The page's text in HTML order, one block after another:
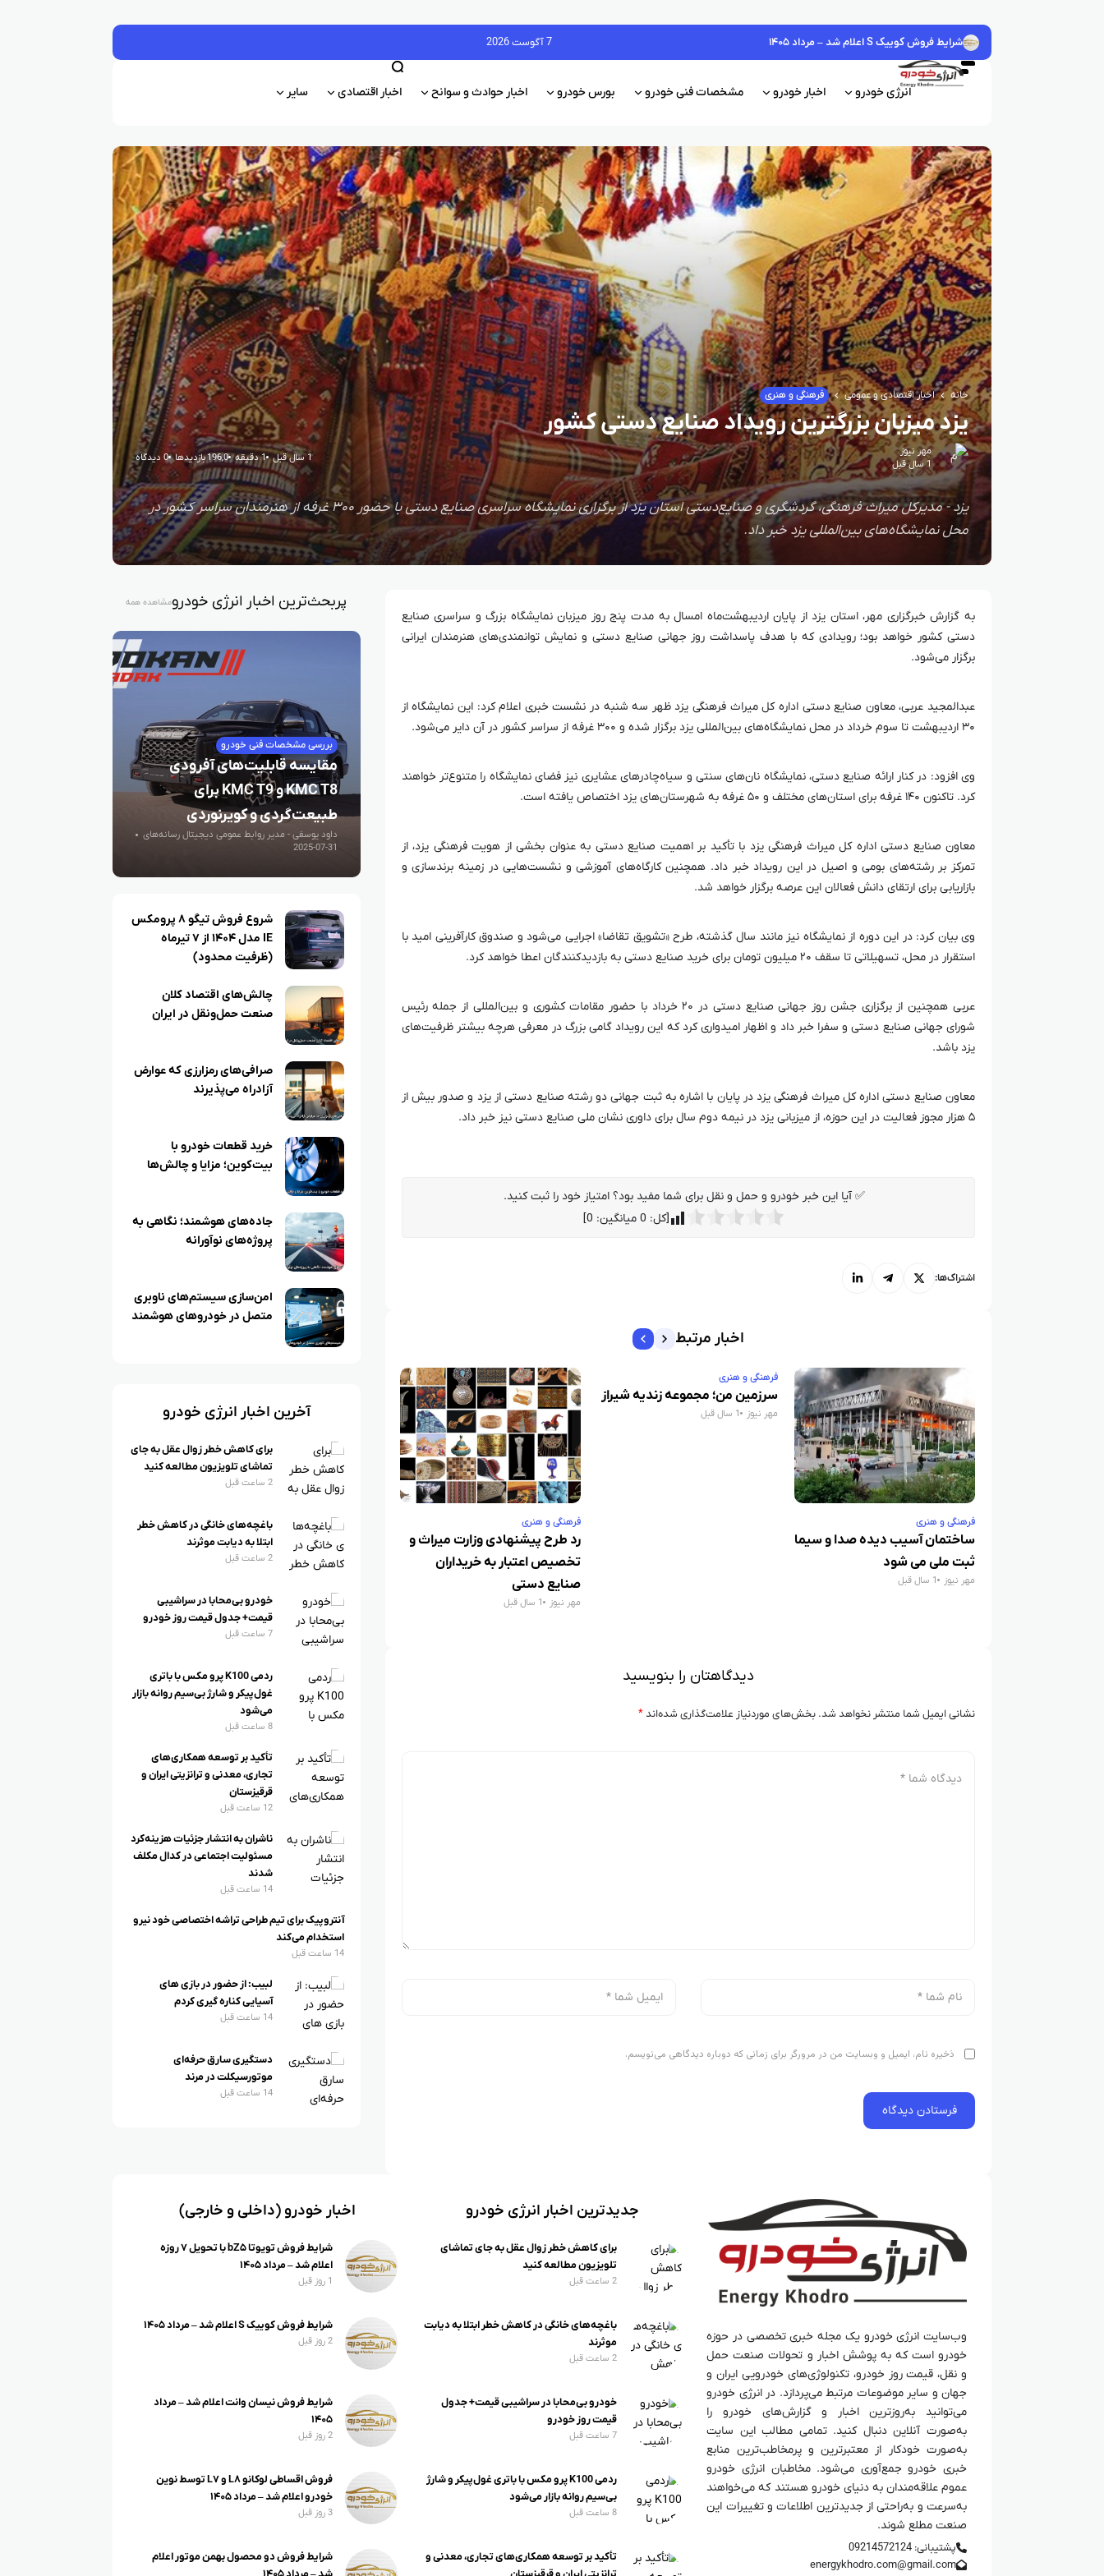
شرایط فروش کوییک S اعلام شد – مرداد ۱۴۰۵ 7 آگوست 2026
انرژی خودرو اخبار خودرو مشخصات فنی خودرو بورس خودرو اخبار حوادث و سوانح اخبار اقتصادی سایر
خانه اخبار اقتصادی و عمومی فرهنگی و هنری
یزد میزبان بزرگترین رویداد صنایع دستی کشور
مهر نیوز
1 سال قبل
1 سال قبل 1 دقیقه 196,0 بازدیدها 0 دیدگاه
یزد - مدیرکل میراث فرهنگی، گردشگری و صنایع‌دستی استان یزد از برگزاری نمایشگاه سراسری صنایع دستی با حضور ۳۰۰ غرفه از هنرمندان سراسر کشور در
محل نمایشگاه‌های بین‌المللی یزد خبر داد.
به گزارش خبرگزاری مهر، استان یزد از پایان اردیبهشت‌ماه امسال به مدت پنج روز میزبان نمایشگاه بزرگ و سراسری صنایع
دستی کشور خواهد بود؛ رویدادی که با هدف پاسداشت روز جهانی صنایع دستی و نمایش توانمندی‌های هنرمندان ایرانی
برگزار می‌شود.
عبدالمجید عربی، معاون صنایع دستی اداره کل میراث فرهنگی یزد ظهر سه شنبه در نشست خبری اعلام کرد: این نمایشگاه از
۳۰ اردیبهشت تا سوم خرداد در محل نمایشگاه‌های بین‌المللی یزد برگزار شده و ۳۰۰ غرفه از سراسر کشور در آن دایر می‌شود.
وی افزود: در کنار ارائه صنایع دستی، نمایشگاه نان‌های سنتی و سیاه‌چادرهای عشایری نیز فضای نمایشگاه را متنوع‌تر خواهند
کرد. تاکنون ۱۴۰ غرفه برای استان‌های مختلف و ۵۰ غرفه به شهرستان‌های یزد اختصاص یافته است.
معاون صنایع دستی اداره کل میراث فرهنگی یزد با تأکید بر اهمیت صنایع دستی به عنوان بخشی از هویت فرهنگی یزد، از
تمرکز بر رشته‌های بومی و اصیل در این رویداد خبر داد. همچنین کارگاه‌های آموزشی و نشست‌هایی در زمینه برندسازیو
بازاریابی برای ارتقای دانش فعالان این عرصه برگزار خواهد شد.
وی بیان کرد: در این دوره از نمایشگاه نیز مانند سال گذشته، طرح «تشویق تقاضا» اجرایی می‌شود و صندوق کارآفرینی امید با
استقرار در محل، تسهیلاتی تا سقف ۲۰ میلیون تومان برای خرید صنایع دستی به بازدیدکنندگان اعطا خواهد کرد.
عربی همچنین از برگزاری جشن روز جهانی صنایع دستی در ۲۰ خرداد با حضور مقامات کشوری و بین‌المللی از جمله رئیس
شورای جهانی صنایع دستی و سفرا خبر داد و اظهار امیدواری کرد که این رویداد گامی بزرگ در معرفی هرچه بیشتر ظرفیت‌های
یزد باشد.
معاون صنایع دستی اداره کل میراث فرهنگی یزد در پایان با اشاره به ثبت جهانی دو رشته صنایع دستی از یزد و صدور بیش از
۵ هزار مجوز فعالیت در این حوزه، از میزبانی یزد در نیمه دوم سال برای داوری نشان ملی صنایع دستی نیز خبر داد.
✅ آیا این خبر خودرو و حمل و نقل برای شما مفید بود؟ امتیاز خود را ثبت کنید.
[کل: 0میانگین: 0
]
اشتراک‌ها:
اخبار مرتبط
فرهنگی و هنری
ساختمان آسیب دیده صدا و سیما
ثبت ملی می شود
مهر نیوز 1 سال قبل
فرهنگی و هنری
سرزمین من؛ مجموعه زندیه شیراز
مهر نیوز 1 سال قبل
فرهنگی و هنری
رد طرح پیشنهادی وزارت میراث و
تخصیص اعتبار به خریداران
صنایع دستی
مهر نیوز 1 سال قبل
فرهنگی و هنری
صالحی امیری: درحال طراحی
اکومسیرهای تمدنی در شیراز
1 سال قبل
فرهنگی و هنری
مهر نیوز
دیدگاهتان را بنویسید
نشانی ایمیل شما منتشر نخواهد شد. بخش‌های موردنیاز علامت‌گذاری شده‌اند*
ذخیره نام، ایمیل و وبسایت من در مرورگر برای زمانی که دوباره دیدگاهی می‌نویسم.
پربحث‌ترین اخبار انرژی خودرومشاهده همه
بررسی مشخصات فنی خودرو
مقایسه قابلیت‌های آفرودی
KMC T8 و KMC T9 برای
طبیعت‌گردی و کویرنوردی
داود یوسفی - مدیر روابط عمومی دیجیتال رسانه‌های
اقتصادی
2025-07-31
شروع فروش تیگو ۸ پرومکس
IE مدل ۱۴۰۴ از ۷ تیرماه
(ظرفیت محدود)
چالش‌های اقتصاد کلان
صنعت حمل‌ونقل در ایران
صرافی‌های رمزارزی که عوارض
آزادراه می‌پذیرند
خرید قطعات خودرو با
بیت‌کوین؛ مزایا و چالش‌ها
جاده‌های هوشمند؛ نگاهی به
پروژه‌های نوآورانه
امن‌سازی سیستم‌های ناوبری
متصل در خودروهای هوشمند
آخرین اخبار انرژی خودرو
برای کاهش خطر زوال عقل به جای
تماشای تلویزیون مطالعه کنید
2 ساعت قبل
باغچه‌های خانگی در کاهش خطر
ابتلا به دیابت موثرند
2 ساعت قبل
خودرو بی‌محابا در سراشیبی
قیمت+ جدول قیمت روز خودرو
7 ساعت قبل
ردمی K100 پرو مکس با باتری
غول‌پیکر و شارژ بی‌سیم روانه بازار
می‌شود
8 ساعت قبل
تأکید بر توسعه همکاری‌های
تجاری، معدنی و ترانزیتی ایران و
قرقیزستان
12 ساعت قبل
ناشران به انتشار جزئیات هزینه‌کرد
مسئولیت اجتماعی در کدال مکلف
شدند
14 ساعت قبل
آنتروپیک برای تیم طراحی تراشه اختصاصی خود نیرو
استخدام می‌کند
14 ساعت قبل
لبیب: از حضور در بازی های
آسیایی کناره گیری کردم
14 ساعت قبل
دستگیری سارق حرفه‌ای
موتورسیکلت در مرند
14 ساعت قبل
وب‌سایت انرژی خودرو یک مجله خبری تخصصی در حوزه
خودرو است که به پوشش اخبار و تحولات صنعت حمل
و نقل، قیمت روز خودرو، تکنولوژی‌های خودرویی ایران و
جهان و سایر موضوعات مرتبط می‌پردازد. در انرژی خودرو
می‌توانید به‌روزترین اخبار و گزارش‌های خودرو را
به‌صورت آنلاین دنبال کنید. تمامی مطالب این سایت
به‌صورت خودکار از معتبرترین و پرمخاطب‌ترین منابع
خبری خودرو جمع‌آوری می‌شود. مخاطبان انرژی خودرو
عموم علاقه‌مندان به دنیای خودرو هستند که می‌خواهند
به‌سرعت و به‌راحتی از جدیدترین اطلاعات و تغییرات این
صنعت مطلع شوند.
پشتیبانی: 09214572124
energykhodro.com@gmail.com
جدیدترین اخبار انرژی خودرو
برای کاهش خطر زوال عقل به جای تماشای
تلویزیون مطالعه کنید
2 ساعت قبل
باغچه‌های خانگی در کاهش خطر ابتلا به دیابت
موثرند
2 ساعت قبل
خودرو بی‌محابا در سراشیبی قیمت+ جدول
قیمت روز خودرو
7 ساعت قبل
ردمی K100 پرو مکس با باتری غول‌پیکر و شارژ
بی‌سیم روانه بازار می‌شود
8 ساعت قبل
تأکید بر توسعه همکاری‌های تجاری، معدنی و
اخبار خودرو (داخلی و خارجی)
شرایط فروش تویوتا bZ۵ با تحویل ۷ روزه
اعلام شد – مرداد ۱۴۰۵
1 روز قبل
شرایط فروش کوییک S اعلام شد – مرداد ۱۴۰۵
2 روز قبل
شرایط فروش نیسان وانت اعلام شد – مرداد
۱۴۰۵
2 روز قبل
فروش اقساطی لوکانو L۸ و L۷ توسط نوین
خودرو اعلام شد – مرداد ۱۴۰۵
3 روز قبل
شرایط فروش دو محصول بهمن موتور اعلام